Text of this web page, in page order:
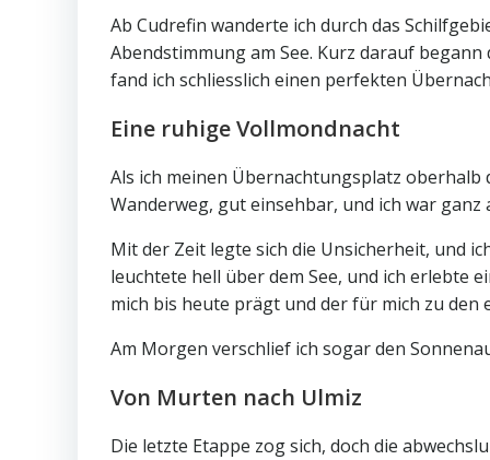
Ab Cudrefin wanderte ich durch das
Abendstimmung am See. Kurz darauf begann
fand ich schliesslich einen perfekten
Eine ruhige Vollmondnacht
Als ich meinen Übernachtungsplatz oberhalb
Wanderweg, gut einsehbar, und ich war
Mit der Zeit legte sich die Unsicherheit, und
leuchtete hell über dem See, und ich erlebte
mich bis heute prägt und der für mich zu
Am Morgen verschlief ich sogar den
Von Murten nach Ulmiz
Die letzte Etappe zog sich, doch die